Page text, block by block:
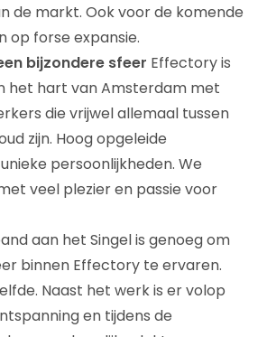
de markt. Ook voor de komende
op forse expansie.
bijzondere sfeer Effectory is
het hart van Amsterdam met
die vrijwel allemaal tussen
zijn. Hoog opgeleide
persoonlijkheden. We
veel plezier en passie voor
aan het Singel is genoeg om
binnen Effectory te ervaren.
Naast het werk is er volop
en tijdens de